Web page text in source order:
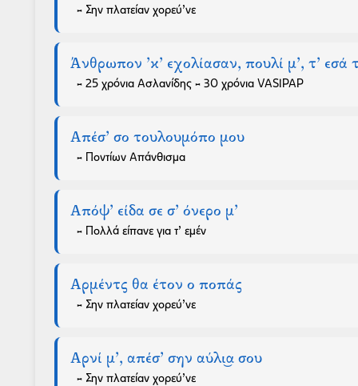
- Σην πλατείαν χορεύ’νε
Άνθρωπον ’κ’ εχολίασαν, πουλί μ’, τ’ εσά
- 25 χρόνια Ασλανίδης - 30 χρόνια VASIPAP
Απέσ’ σο τουλουμόπο μου
- Ποντίων Απάνθισμα
Απόψ’ είδα σε σ’ όνερο μ’
- Πολλά είπανε για τ’ εμέν
Αρμέντς θα έτον ο ποπάς
- Σην πλατείαν χορεύ’νε
Αρνί μ’, απέσ’ σην αύλι͜α σου
- Σην πλατείαν χορεύ’νε